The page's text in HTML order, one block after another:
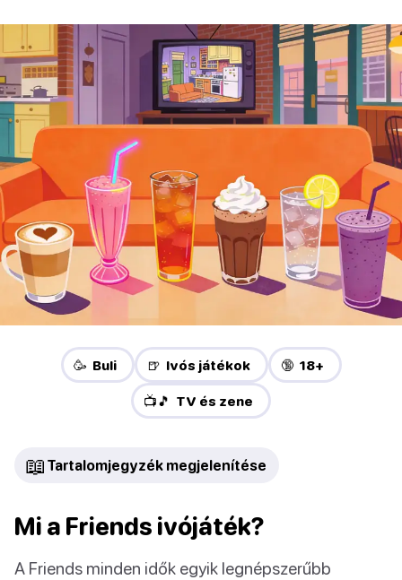
🥳 Buli 🍺 Ivós játékok 🔞 18+
📺🎵 TV és zene
📖 Tartalomjegyzék megjelenítése
Mi a Friends ivójáték?
A Friends minden idők egyik legnépszerűbb